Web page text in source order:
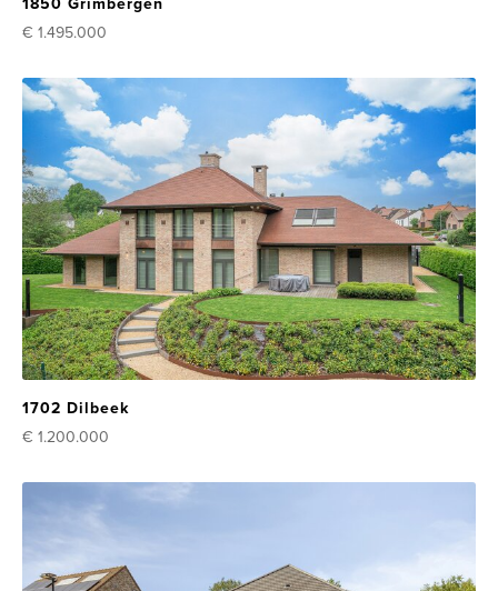
€ 1.495.000
1702 Dilbeek
€ 1.200.000